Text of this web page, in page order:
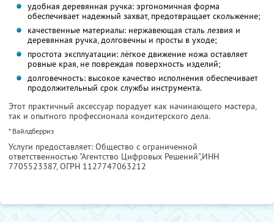
удобная деревянная ручка: эргономичная форма
обеспечивает надежный захват, предотвращает скольжение;
качественные материалы: нержавеющая сталь лезвия и
деревянная ручка, долговечны и просты в уходе;
простота эксплуатации: лёгкое движение ножа оставляет
ровные края, не повреждая поверхность изделий;
долговечность: высокое качество исполнения обеспечивает
продолжительный срок службы инструмента.
Этот практичный аксессуар порадует как начинающего мастера,
так и опытного профессионала кондитерского дела.
* Вайлдберриз
Услуги предоставляет: Общество с ограниченной
ответственностью "Агентство Цифровых Решений",ИНН
7705523387, ОГРН 1127747063212